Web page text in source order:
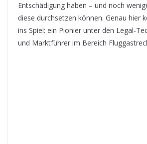
Entschädigung haben – und noch
diese durchsetzen können. Genau hier
ins Spiel: ein Pionier unter den Legal-
und Marktführer im Bereich